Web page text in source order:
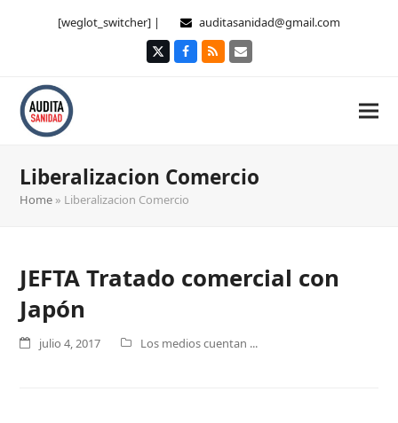
[weglot_switcher] | auditasanidad@gmail.com
TwitterFacebook
RSS Correo
Liberalizacion Comercio
Home » Liberalizacion Comercio
JEFTA Tratado comercial con
Japón
julio 4, 2017 Los medios cuentan ...